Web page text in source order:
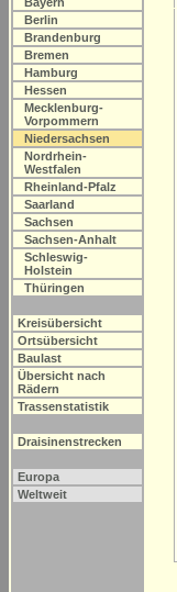
Berlin
Brandenburg
Bremen
Hamburg
Hessen
Mecklenburg-
Vorpommern
Niedersachsen
Nordrhein-
Westfalen
Rheinland-Pfalz
Saarland
Sachsen
Sachsen-Anhalt
Schleswig-
Holstein
Thüringen
Kreisübersicht
Ortsübersicht
Baulast
Übersicht nach
Rädern
Trassenstatistik
Draisinenstrecken
Europa
Weltweit